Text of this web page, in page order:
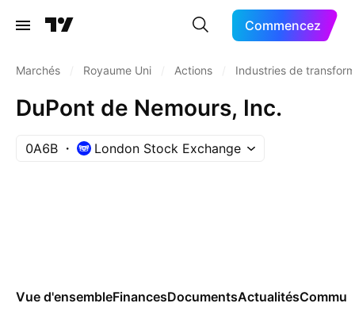
Commencez
Marchés Royaume Uni Actions Industries de
DuPont de Nemours, Inc.
0A6B London Stock Exchange
Vue d'ensembleFinancesDocumentsActualités